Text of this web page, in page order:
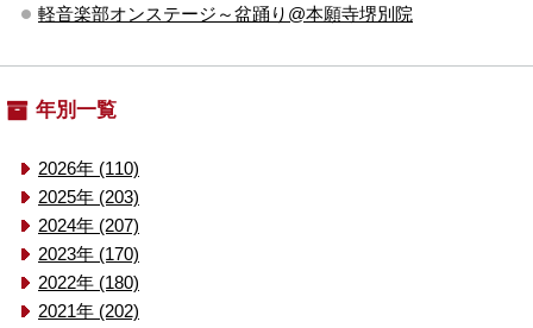
軽音楽部オンステージ～盆踊り@本願寺堺別院
年別一覧
2026年 (110)
2025年 (203)
2024年 (207)
2023年 (170)
2022年 (180)
2021年 (202)